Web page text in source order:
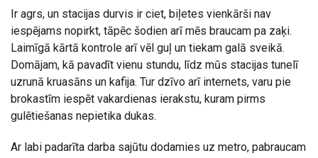
Ir agrs, un stacijas durvis ir ciet, biļetes vienkārši nav
iespējams nopirkt, tāpēc šodien arī mēs braucam pa zaķi.
Laimīgā kārtā kontrole arī vēl guļ un tiekam galā sveikā.
Domājam, kā pavadīt vienu stundu, līdz mūs stacijas tunelī
uzrunā kruasāns un kafija. Tur dzīvo arī internets, varu pie
brokastīm iespēt vakardienas ierakstu, kuram pirms
gulētiešanas nepietika dukas.
Ar labi padarīta darba sajūtu dodamies uz metro, pabraucam